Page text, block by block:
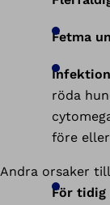
Fetma
röda
före
Andra orsaker
För tidig